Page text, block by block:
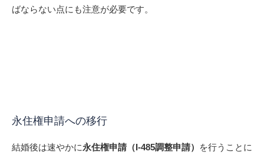
ばならない点にも注意が必要です。
永住権申請への移行
結婚後は速やかに永住権申請（I-485調整申請）
を行うことに